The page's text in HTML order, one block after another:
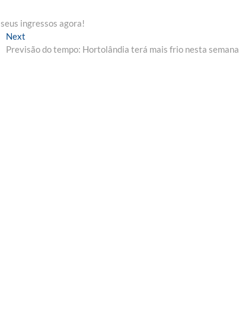
ingressos agora!
Next
post:
Previsão do tempo: Hortolândia terá mais frio nesta semana